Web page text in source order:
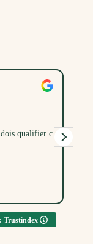
qualifier c
Trustindex